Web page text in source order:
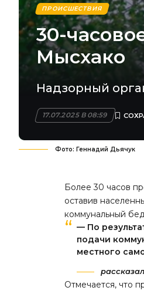
ПРОИСШЕСТВИЯ
30-
Мысхако
Надзорный
17.07.2025 В 08:59
Фото: Геннадий Дьячук
Более 30 часов
оставив
коммунальный
— По
подачи
местного
Отмечается, что